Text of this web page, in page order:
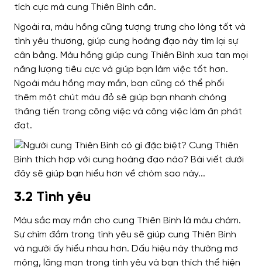
tích cực mà cung Thiên Bình cần.
Ngoài ra, màu hồng cũng tượng trưng cho lòng tốt và
tình yêu thương, giúp cung hoàng đạo này tìm lại sự
cân bằng. Màu hồng giúp cung Thiên Bình xua tan mọi
năng lượng tiêu cực và giúp bạn làm việc tốt hơn.
Ngoài màu hồng may mắn, bạn cũng có thể phối
thêm một chút màu đỏ sẽ giúp bạn nhanh chóng
thăng tiến trong công việc và công việc làm ăn phát
đạt.
3.2 Tình yêu
Màu sắc may mắn cho cung Thiên Bình là màu chàm.
Sự chìm đắm trong tình yêu sẽ giúp cung Thiên Bình
và người ấy hiểu nhau hơn. Dấu hiệu này thường mơ
mộng, lãng mạn trong tình yêu và bạn thích thể hiện